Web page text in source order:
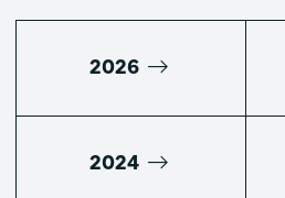
2026
2024